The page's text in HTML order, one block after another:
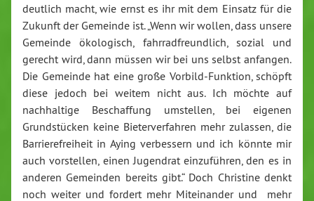
deutlich macht, wie ernst es ihr mit dem Einsatz für die
Zukunft der Gemeinde ist. „Wenn wir wollen, dass unsere
Gemeinde ökologisch, fahrradfreundlich, sozial und
gerecht wird, dann müssen wir bei uns selbst anfangen.
Die Gemeinde hat eine große Vorbild-Funktion, schöpft
diese jedoch bei weitem nicht aus. Ich möchte auf
nachhaltige Beschaffung umstellen, bei eigenen
Grundstücken keine Bieterverfahren mehr zulassen, die
Barrierefreiheit in Aying verbessern und ich könnte mir
auch vorstellen, einen Jugendrat einzuführen, den es in
anderen Gemeinden bereits gibt.“ Doch Christine denkt
noch weiter und fordert mehr Miteinander und mehr